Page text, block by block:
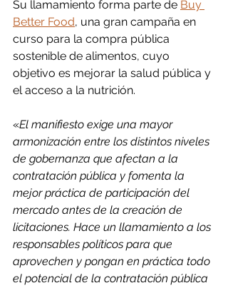
Su llamamiento forma parte de Buy
Better Food, una gran campaña en
curso para la compra pública
sostenible de alimentos, cuyo
objetivo es mejorar la salud pública y
el acceso a la nutrición.
«El manifiesto exige una mayor
armonización entre los distintos niveles
de gobernanza que afectan a la
contratación pública y fomenta la
mejor práctica de participación del
mercado antes de la creación de
licitaciones. Hace un llamamiento a los
responsables políticos para que
aprovechen y pongan en práctica todo
el potencial de la contratación pública